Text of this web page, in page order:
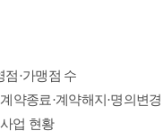
점·가맹점 수
약종료·계약해지·명의변
업 현황